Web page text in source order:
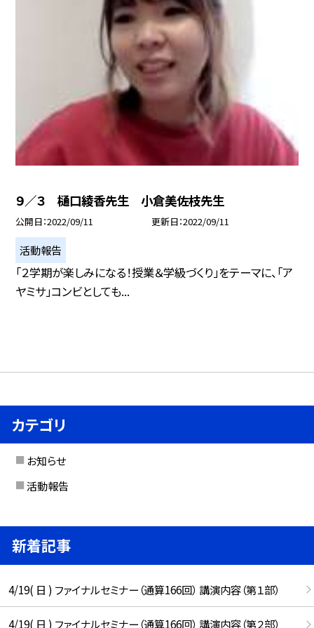
９／３ 樋口綾香先生 小倉美佐枝先生
公開日 2022/09/11 更新日 2022/09/11
活動報告
「２学期が楽しみになる！授業＆学級づくり」をテーマに、「ア
ヤミサ」コンビとしても...
カテゴリ
お知らせ
活動報告
新着記事
4/19( 日 ) ファイナルセミナー（通算166回） 講演内容（第１部）
4/19( 日 ) ファイナルセミナー（通算166回） 講演内容（第２部）